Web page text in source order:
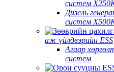
систем
Дизель
систем
аж үйлдвэрийн ESS
Агаар
систем